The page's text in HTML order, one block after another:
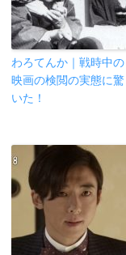
わろてんか｜戦時中の
映画の検閲の実態に驚
いた！